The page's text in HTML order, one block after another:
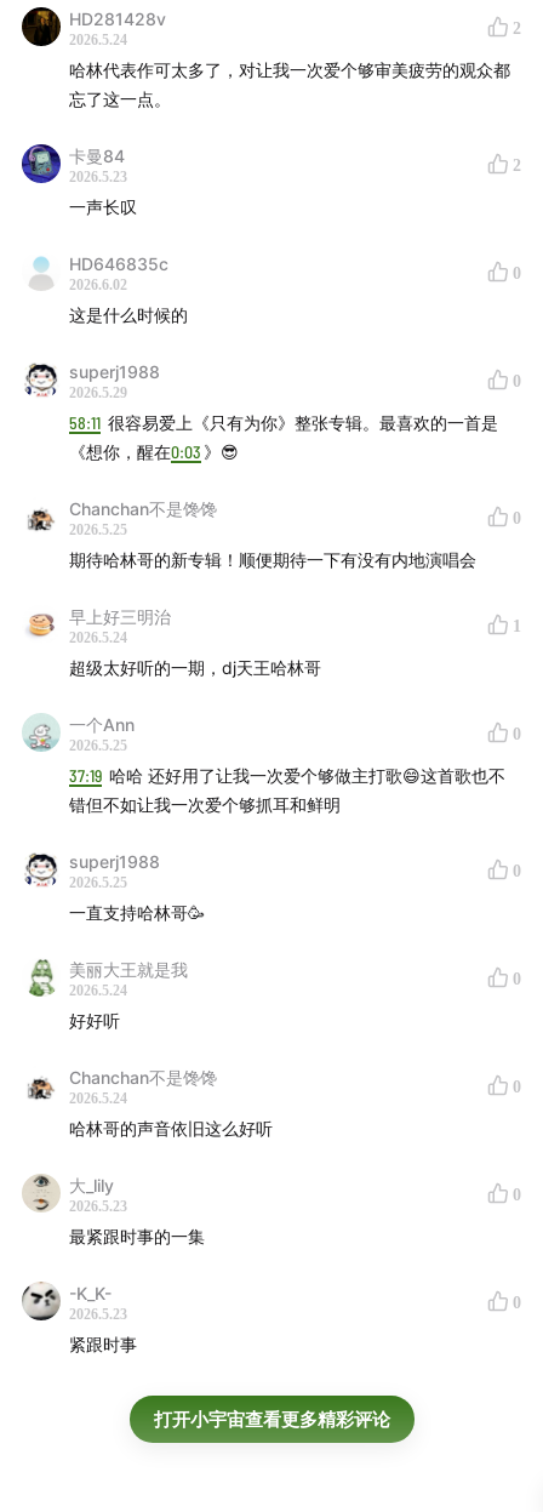
施鑫文月 地磁卡
姜思达 肖骏
裘德1 2 鱼翅 Leo1Bee
孙燕姿1
蔡健雅 蔡依林
张惠妹 A-Lin
莫文蔚 郑秀文
林忆莲 陈慧娴
徐佳莹 黄韵玲
杨乃文 陈珊妮 张悬1 2
黄龄 伊能静 黄圣依 金海心
那英
丁当 阿兰 小娟
容祖儿 周笔畅
田馥甄 万芳 雷光夏1 2
刘若英 张韶涵
柯泯薰 希林娜依·高 吴莫愁
Band房见
新裤子 旅行团 Joyside 木马
南拳妈妈 动力火车 张淇和黑豹
At17
INNOUT NaraBara
Tokyo Ska Paradise Orchestra
后乐园
卢凯彤1 2
方大同
王心凌 蔡健雅
周
华健 李宗盛
林 苏运莹
顺子 辛晓琪
HD281428v
2026.5.24
2
哈林代表作可太多了，对让我一次爱个够审美疲劳的观众都
忘了这一点。
卡曼84
2026.5.23
2
一声长叹
HD646835c
2026.6.02
0
这是什么时候的
superj1988
2026.5.29
0
58:11 很容易爱上《只有为你》整张专辑。最喜欢的一首是
《想你，醒在0:03 》😎
Chanchan不是馋馋
2026.5.25
0
期待哈林哥的新专辑！顺便期待一下有没有内地演唱会
早上好三明治
2026.5.24
1
超级太好听的一期，dj天王哈林哥
一个Ann
2026.5.25
0
37:19 哈哈 还好用了让我一次爱个够做主打歌😄这首歌也不
错但不如让我一次爱个够抓耳和鲜明
superj1988
2026.5.25
0
一直支持哈林哥🥳
美丽大王就是我
2026.5.24
0
好好听
Chanchan不是馋馋
2026.5.24
0
哈林哥的声音依旧这么好听
大_lily
2026.5.23
0
最紧跟时事的一集
-K_K-
2026.5.23
0
紧跟时事
打开小宇宙查看更多精彩评论